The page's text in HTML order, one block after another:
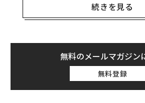
メンバーシ
Tax Notes TalkはTax Notesが制作す
である。本文字起こしは、明確さを
続きを見る
無料のメールマガジン
無料登録